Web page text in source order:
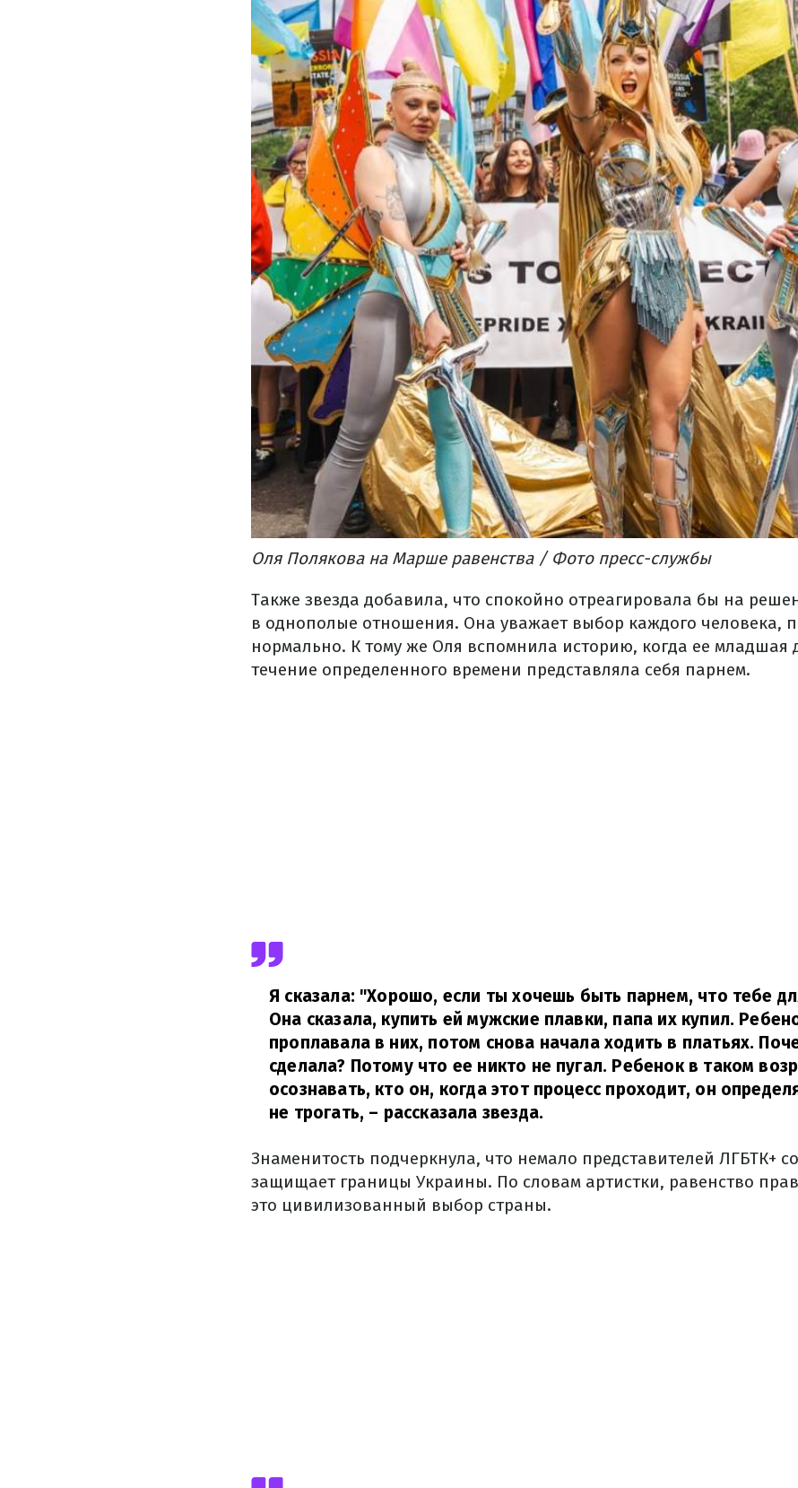
Оля Полякова на Марше равенства / Фото пресс-службы
Также звезда добавила, что спокойно отреагировала бы на
в однополые отношения. Она уважает выбор каждого человека,
нормально. К тому же Оля вспомнила историю, когда ее младшая
течение определенного времени представляла себя парнем.
Я сказала: "Хорошо, если ты хочешь быть парнем, что тебе
Она сказала, купить ей мужские плавки, папа их купил.
проплавала в них, потом снова начала ходить в платьях.
сделала? Потому что ее никто не пугал. Ребенок в таком
осознавать, кто он, когда этот процесс проходит, он
не трогать, – рассказала звезда.
Знаменитость подчеркнула, что немало представителей ЛГБТК+
защищает границы Украины. По словам артистки, равенство
это цивилизованный выбор страны.